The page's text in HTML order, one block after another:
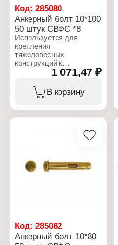
Код: 285080
Анкерный болт 10*100
50 штук СВФС *8
Используется для
крепления
тяжеловесных
конструкций к
полнотелому бетону
строительному камню
кирпичу. Возможно
крепления стальных
механизмов ворот
фасадов элементов
Тип товара: Болт
Вариация: анкерный
Назначение: для бетона
1 071,47 ₽
В корзину
Код: 285082
Анкерный болт 10*80